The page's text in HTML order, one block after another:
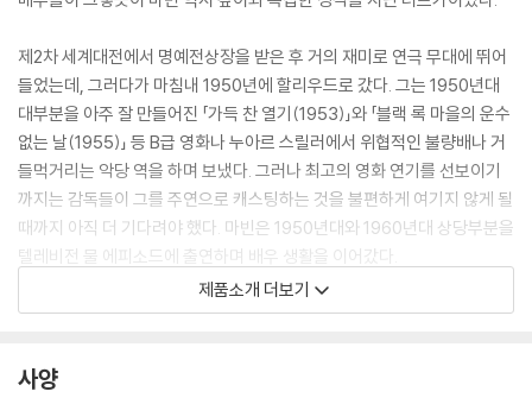
제2차 세계대전에서 명예전상장을 받은 후 거의 재미로 연극 무대에 뛰어
들었는데, 그러다가 마침내 1950년에 할리우드로 갔다. 그는 1950년대
대부분을 아주 잘 만들어진 「가득 찬 열기(1953)」와 「블랙 록 마을의 운수
없는 날(1955)」 등 B급 영화나 누아르 스릴러에서 위협적인 불량배나 거
들먹거리는 악당 역을 하며 보냈다. 그러나 최고의 영화 연기를 선보이기
까지는 감독들이 그를 주연으로 캐스팅하는 것을 불편하게 여기지 않게 될
때까지 아직 더 기다려야 했다. 마빈은 1950년대와 1960년대 상당부분을
텔레비전 물 에피소드에 출연하며 배우 생활을 이어갔다.
돈 시겔의 「킬러스(1964)」는 원래 텔레비전용으로 만들었으나, 당시 기
준으로는 너무 폭력적이라고 여겨져 대신 극장에서 개봉했다. 이 영화는
데미상을 받은 후 마빈은 「4인의 프로페셔널(1966)」과 「특공대작전(196
제품소개 더보기
사양